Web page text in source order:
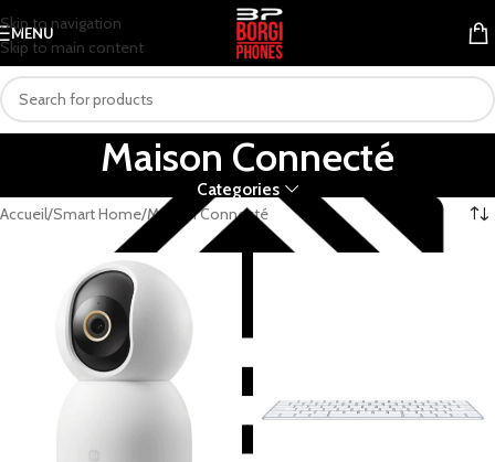
Skip to navigation
Skip to main content
MENU
Maison Connecté
Categories
Accueil Smart Home Maison Connecté